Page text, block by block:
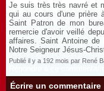
Je suis très très navré et
qui au cours d'une prière
Saint Patron de mon
remercie d'avoir veillé
affaires. Saint Antoine
Notre Seigneur Jésus-
Publié il y a 192 mois par René
Écrire un commentaire